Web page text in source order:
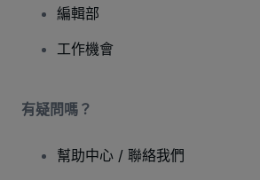
編輯部
工作機會
有疑問嗎？
幫助中心 / 聯絡我們